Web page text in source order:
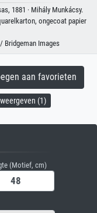
1881 · Mihály Munkácsy.
ongecoat papier
Bridgeman Images
aan favorieten
(1)
(Motief, cm)